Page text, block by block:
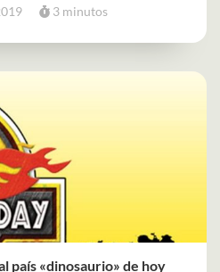
3 minutos
país «dinosaurio» de hoy